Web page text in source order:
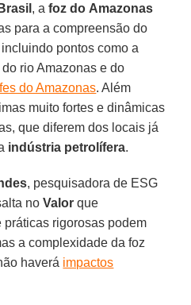
, afoz do Amazonas
para a compreensão do
pontos como a
rio Amazonas e do
do Amazonas. Além
muito fortes e dinâmicas
que diferem dos locais já
indústria petrolífera.
, pesquisadora de ESG
noValor que
rigorosas podem
a complexidade da foz
haverá impactos